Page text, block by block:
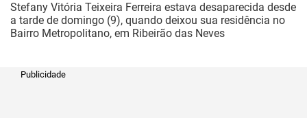
Stefany Vitória Teixeira Ferreira estava desaparecida desde
a tarde de domingo (9), quando deixou sua residência no
Bairro Metropolitano, em Ribeirão das Neves
Publicidade